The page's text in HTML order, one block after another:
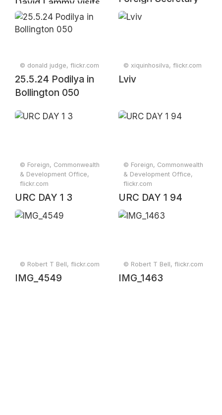
David Lammy visits
Ukraine
David Lammy visits
© donald judge, flickr.com
25.5.24 Podilya in
Bollington 050
© xiquinhosilva, flickr.com
Lviv
© Foreign, Commonwealth
& Development Office,
flickr.com
URC DAY 1 3
© Foreign, Commonwealth
& Development Office,
flickr.com
URC DAY 1 94
© Robert T Bell, flickr.com
IMG_4549
© Robert T Bell, flickr.com
IMG_1463